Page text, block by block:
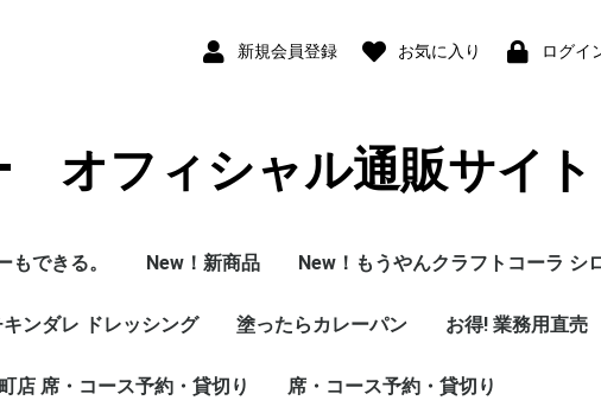
新規会員登録 お気に入り ログイ
オフィシャル通販サイト
できる。 New！新商品 New！もうやんクラフトコーラ シ
ンダレ ドレッシング 塗ったらカレーパン お得! 業務用直売
店 席・コース予約・貸切り 席・コース予約・貸切り